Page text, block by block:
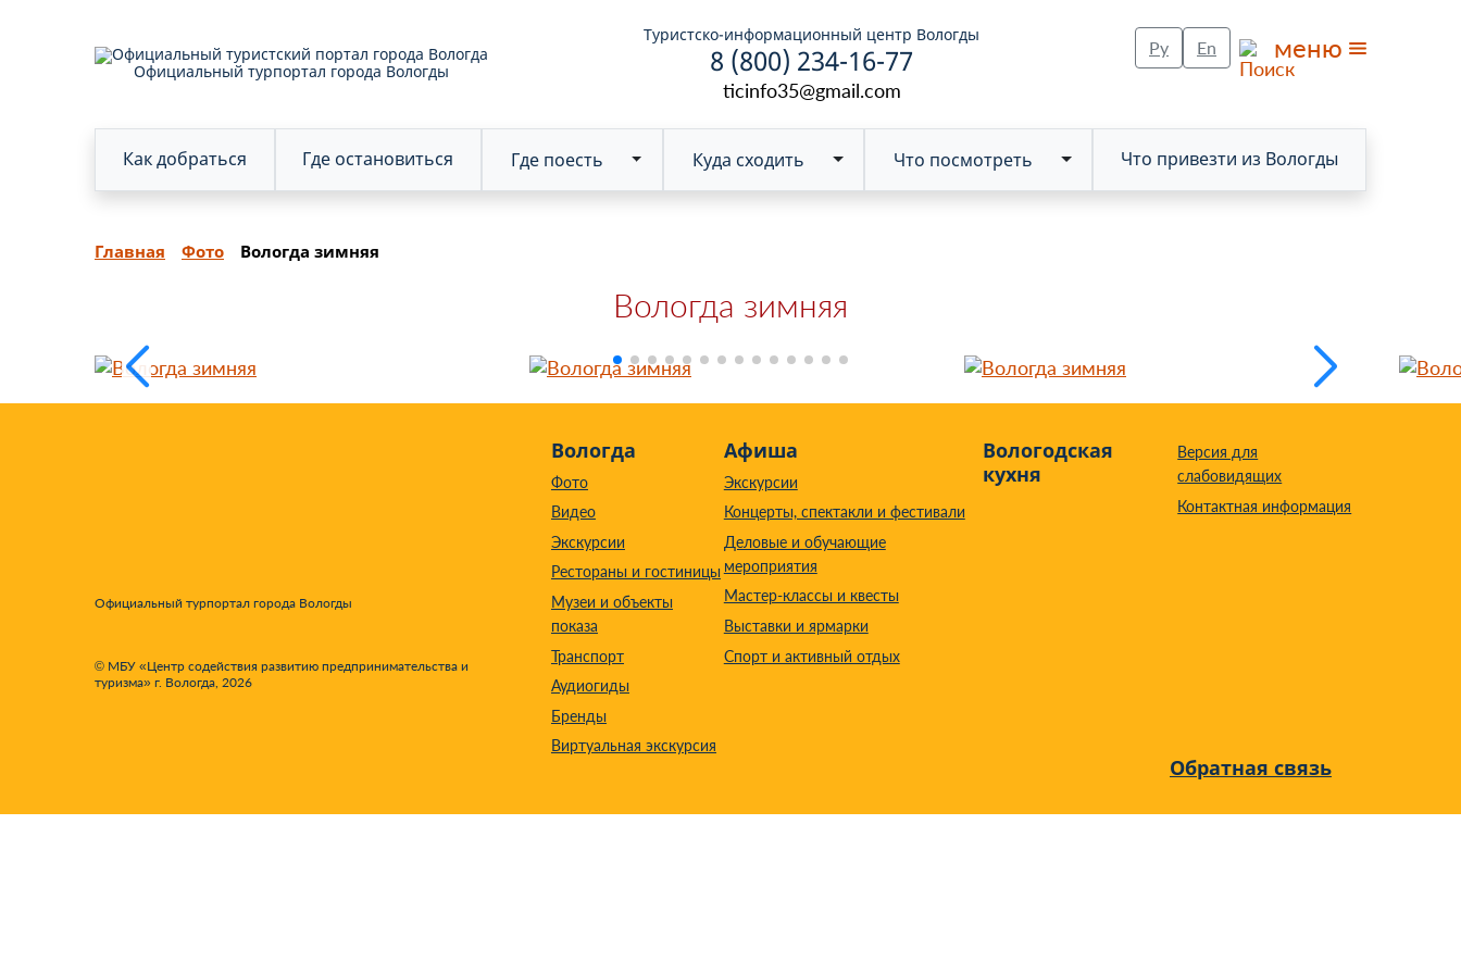
Официальный турпортал города Вологды
Туристско-информационный центр Вологды
8 (800) 234-16-77
ticinfo35@gmail.com
Ру En меню
Как добраться Где остановиться Где поесть Куда сходить Toggle Dropdown
Что посмотреть Toggle Dropdown
Что привезти из Вологды
Главная Фото Вологда зимняя
Вологда зимняя
Вологда
Фото
Видео
Экскурсии
Рестораны и гостиницы
Музеи и объекты
показа
Транспорт
Аудиогиды
Бренды
Виртуальная экскурсия
Афиша
Экскурсии
Концерты, спектакли и фестивали
Деловые и обучающие
мероприятия
Мастер-классы и квесты
Выставки и ярмарки
Спорт и активный отдых
Вологодская
кухня
Версия для
слабовидящих
Контактная информация
Официальный турпортал города Вологды
© МБУ «Центр содействия развитию предпринимательства и
туризма» г. Вологда, 2026
Обратная связь